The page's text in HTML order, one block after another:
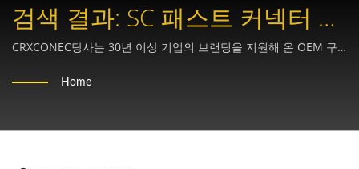
검색 결과: SC 패스트 커넥터 |
다재다능한 엔드투엔드 구리 및
광섬유 솔루션 제공업체 -
CRXCONEC당사는 30년 이상 기업의 브랜딩을 지원해 온 OEM 구
Home